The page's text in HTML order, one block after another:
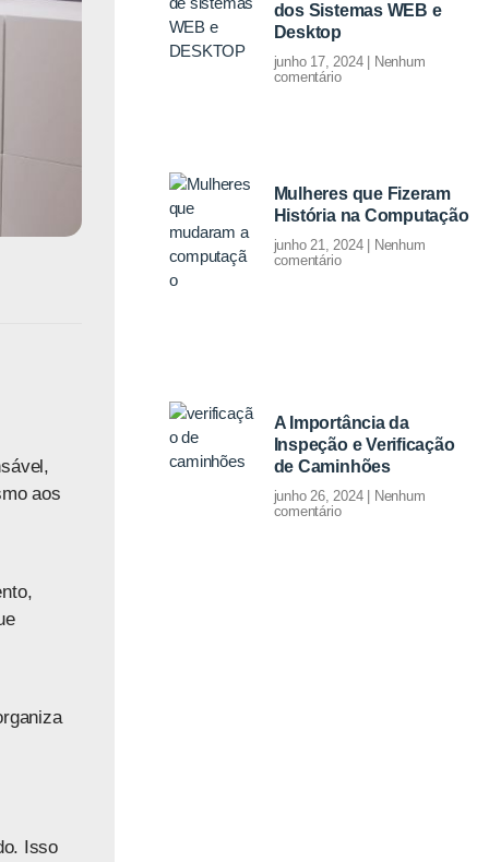
aos
Isso
dos Sistemas WEB e
Desktop
junho 17, 2024
Nenhum
comentário
Mulheres que Fizeram
História na Computação
junho 21, 2024
Nenhum
comentário
A Importância da
Inspeção e Verificação
de Caminhões
junho 26, 2024
Nenhum
comentário